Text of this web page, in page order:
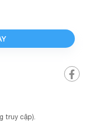
truy cập).